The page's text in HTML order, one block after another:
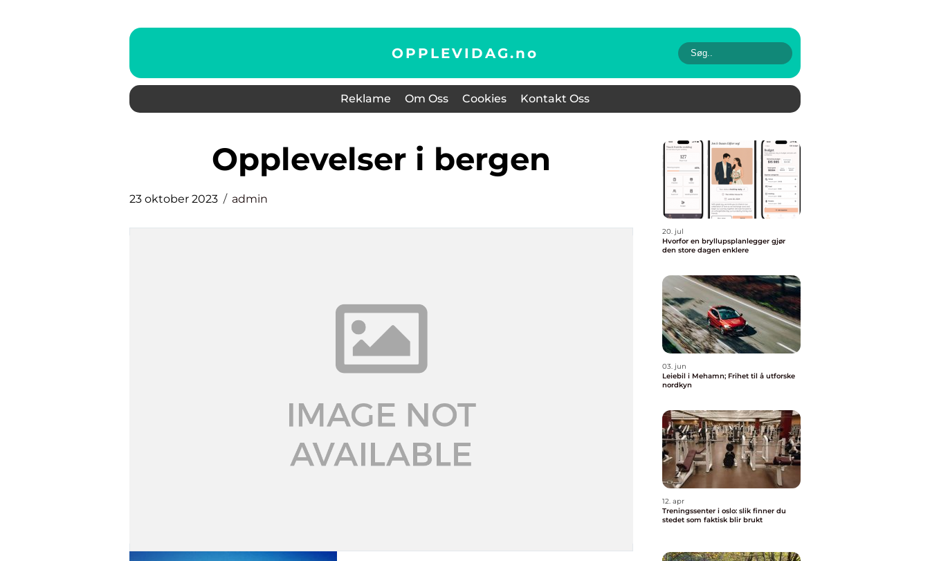
OPPLEVIDAG.no
Reklame Om Oss Cookies Kontakt Oss
opplevelser i bergen
23 oktober 2023 admin
20. jul
Hvorfor en bryllupsplanlegger gjør
den store dagen enklere
03. jun
Leiebil i Mehamn; Frihet til å utforske
nordkyn
12. apr
Treningssenter i oslo: slik finner du
stedet som faktisk blir brukt